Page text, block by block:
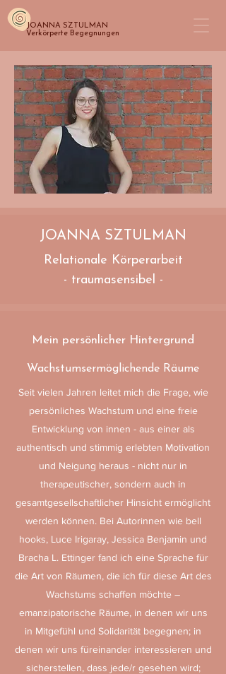
JOANNA SZTULMAN
Verkörperte Begegnungen
JOANNA SZTULMAN
Relationale Körperarbeit
- traumasensibel -
Mein persönlicher Hintergrund
Wachstumsermöglichende Räume
Seit vielen Jahren leitet mich die Frage, wie
persönliches Wachstum und eine freie
Entwicklung von innen - aus einer als
authentisch und stimmig erlebten Motivation
und Neigung heraus - nicht nur in
therapeutischer, sondern auch in
gesamtgesellschaftlicher Hinsicht ermöglicht
werden können. Bei Autorinnen wie bell
hooks, Luce Irigaray, Jessica Benjamin und
Bracha L. Ettinger fand ich eine Sprache für
die Art von Räumen, die ich für diese Art des
Wachstums schaffen möchte –
emanzipatorische Räume, in denen wir uns
in Mitgefühl und Solidarität begegnen; in
denen wir uns füreinander interessieren und
sicherstellen, dass jede/r gesehen wird;